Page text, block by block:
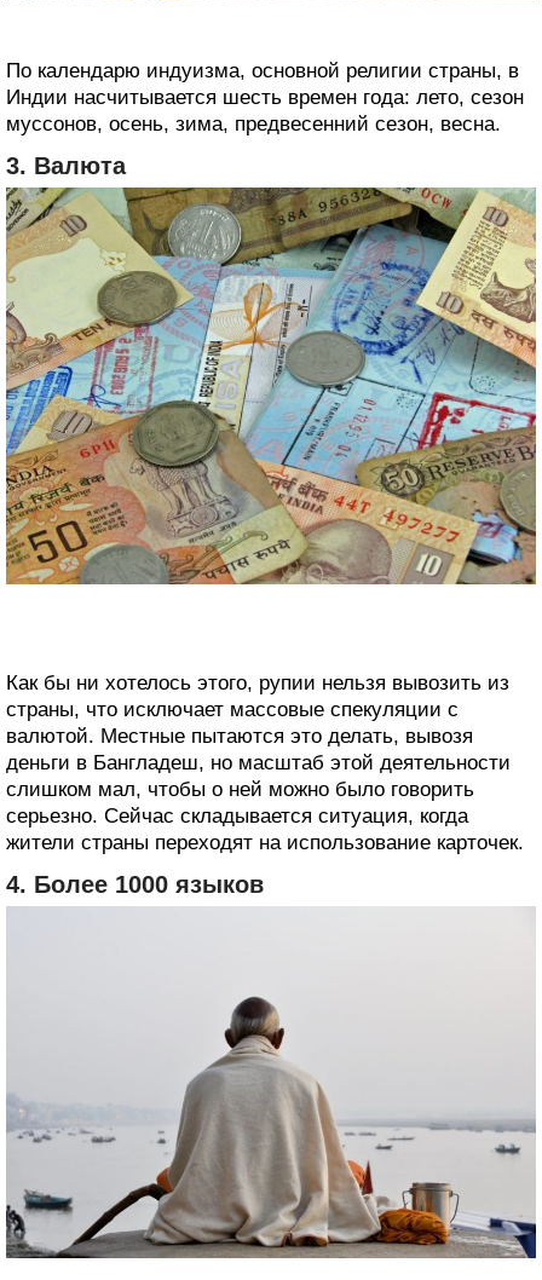
По календарю индуизма, основной религии страны, в
Индии насчитывается шесть времен года: лето, сезон
муссонов, осень, зима, предвесенний сезон, весна.
3. Валюта
Как бы ни хотелось этого, рупии нельзя вывозить из
страны, что исключает массовые спекуляции с
валютой. Местные пытаются это делать, вывозя
деньги в Бангладеш, но масштаб этой деятельности
слишком мал, чтобы о ней можно было говорить
серьезно. Сейчас складывается ситуация, когда
жители страны переходят на использование карточек.
4. Более 1000 языков